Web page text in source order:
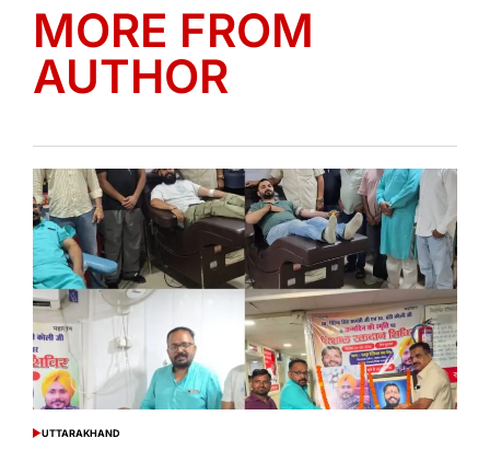
MORE FROM
AUTHOR
POSTED
UTTARAKHAND